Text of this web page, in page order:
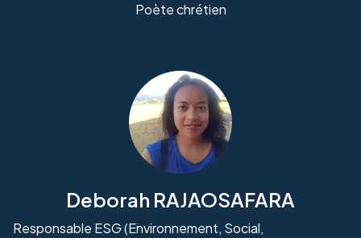
Poète chrétien
Deborah RAJAOSAFARA
Responsable ESG (Environnement, Social,